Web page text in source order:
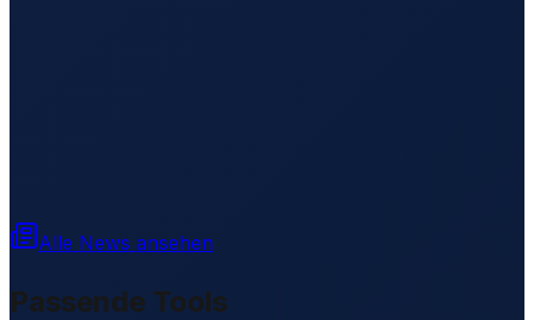
Alle News ansehen
Passende Tools